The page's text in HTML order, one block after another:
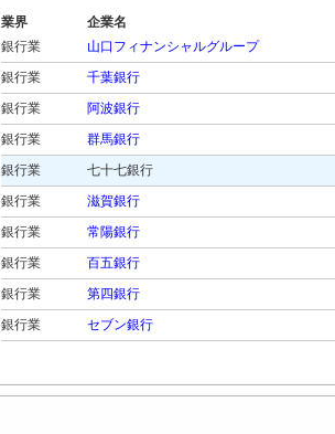
業界 企業名
銀行業
山口フィナンシャルグループ
銀行業
千葉銀行
銀行業
阿波銀行
銀行業
群馬銀行
銀行業
七十七銀行
銀行業
滋賀銀行
銀行業
常陽銀行
銀行業
百五銀行
銀行業
第四銀行
銀行業
セブン銀行